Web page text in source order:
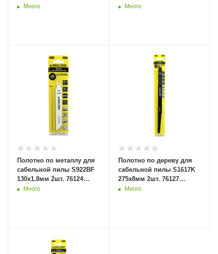
2,5мм 2шт. 76129 (20/100)
Много
(20/100) MaxiTool
Много
Полотно по металлу для
сабельной пилы S922BF
130x1,8мм 2шт. 76124
(20/100) MaxiTool
Много
Полотно по дереву для
сабельной пилы S1617K
275x8мм 2шт. 76127
(20/100) MaxiTool
Много